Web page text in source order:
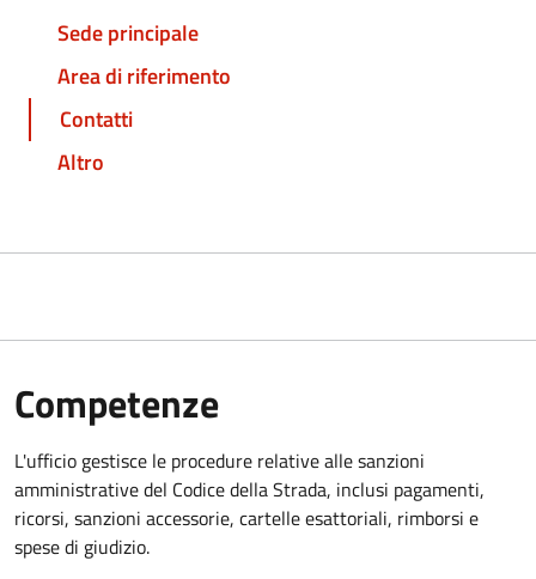
Sede principale
Area di riferimento
Contatti
Altro
Competenze
L'ufficio gestisce le procedure relative alle sanzioni
amministrative del Codice della Strada, inclusi pagamenti,
ricorsi, sanzioni accessorie, cartelle esattoriali, rimborsi e
spese di giudizio.